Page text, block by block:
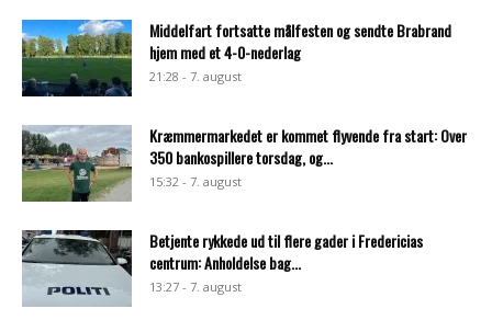
Middelfart fortsatte målfesten og sendte Brabrand
hjem med et 4-0-nederlag
21:28 - 7. august
Kræmmermarkedet er kommet flyvende fra start: Over
350 bankospillere torsdag, og...
15:32 - 7. august
Betjente rykkede ud til flere gader i Fredericias
centrum: Anholdelse bag...
13:27 - 7. august